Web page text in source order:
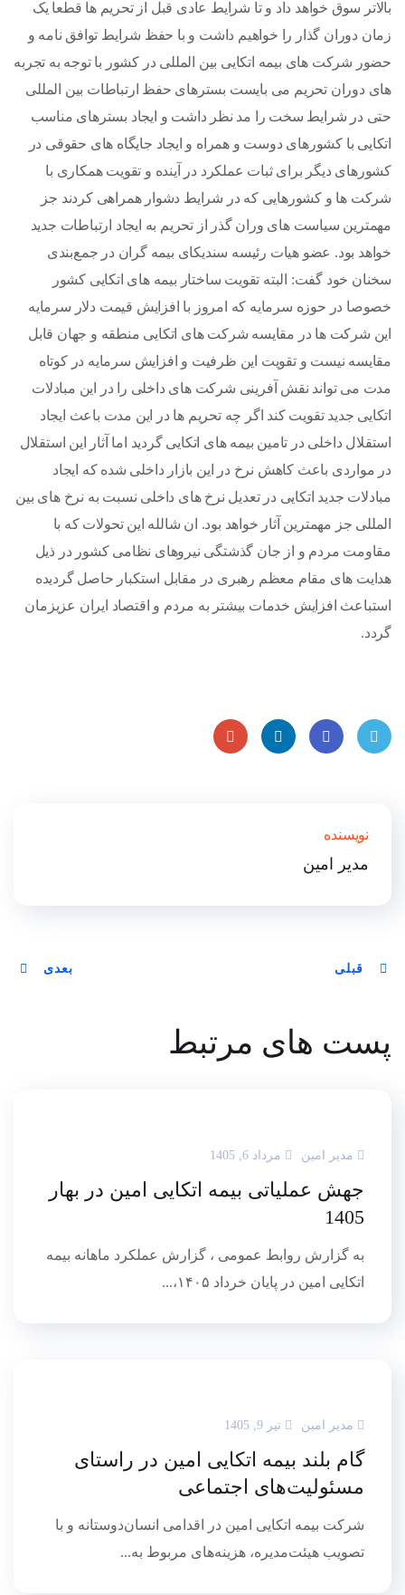
بالاتر سوق خواهد داد و تا شرایط عادی قبل از تحریم ها قطعا یک
زمان دوران گذار را خواهیم داشت و با حفظ شرایط توافق نامه و
حضور شرکت های بیمه اتکایی بین المللی در کشور با توجه به تجربه
های دوران تحریم می بایست بسترهای حفظ ارتباطات بین المللی
حتی در شرایط سخت را مد نظر داشت و ایجاد بسترهای مناسب
اتکایی با کشورهای دوست و همراه و ایجاد جایگاه های حقوقی در
کشورهای دیگر برای ثبات عملکرد در آینده و تقویت همکاری با
شرکت ها و کشورهایی که در شرایط دشوار همراهی کردند جز
مهمترین سیاست های وران گذر از تحریم به ایجاد ارتباطات جدید
خواهد بود. عضو هیات رئیسه سندیکای بیمه گران در جمع‌بندی
سخنان خود گفت: البته تقویت ساختار بیمه های اتکایی کشور
خصوصا در حوزه سرمایه که امروز با افزایش قیمت دلار سرمایه
این شرکت ها در مقایسه شرکت های اتکایی منطقه و جهان قابل
مقایسه نیست و تقویت این ظرفیت و افزایش سرمایه در کوتاه
مدت می تواند نقش آفرینی شرکت های داخلی را در این مبادلات
اتکایی جدید تقویت کند اگر چه تحریم ها در این مدت باعث ایجاد
استقلال داخلی در تامین بیمه های اتکایی گردید اما آثار این استقلال
در مواردی باعث کاهش نرخ در این بازار داخلی شده که ایجاد
مبادلات جدید اتکایی در تعدیل نرخ های داخلی نسبت به نرخ های بین
المللی جز مهمترین آثار خواهد بود. ان شالله این تحولات که با
مقاومت مردم و از جان گذشتگی نیروهای نظامی کشور در ذیل
هدایت های مقام معظم رهبری در مقابل استکبار حاصل گردیده
استباعث افزایش خدمات بیشتر به مردم و اقتصاد ایران عزیزمان
گردد.
نویسنده
مدیر امین
قبلی بعدی
پست های مرتبط
مدیر امین مرداد 6, 1405
جهش عملیاتی بیمه اتکایی امین در بهار
1405
به گزارش روابط عمومی ، گزارش عملکرد ماهانه بیمه
اتکایی امین در پایان خرداد ۱۴۰۵،...
مدیر امین تیر 9, 1405
گام بلند بیمه اتکایی امین در راستای
مسئولیت‌های اجتماعی
شرکت بیمه اتکایی امین در اقدامی انسان‌دوستانه و با
تصویب هیئت‌مدیره، هزینه‌های مربوط به...